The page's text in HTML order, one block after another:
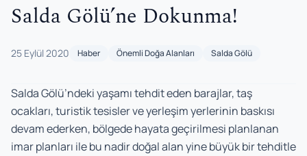
Salda Gölü’ne Dokunma!
25 Eylül 2020 Haber Önemli Doğa Alanları Salda Gölü
Salda Gölü’ndeki yaşamı tehdit eden barajlar, taş
ocakları, turistik tesisler ve yerleşim yerlerinin baskısı
devam ederken, bölgede hayata geçirilmesi planlanan
imar planları ile bu nadir doğal alan yine büyük bir tehditle